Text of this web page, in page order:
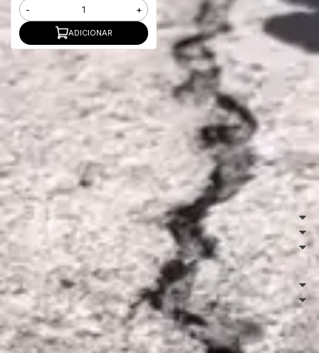
- +
ADICIONAR
Atendimento
(11) 4067-8086
(11) 91590-2455
comercial@escutaoveio.com
Segunda - Sexta: 08:00 ~ 17:30
Institucional
Ajuda e Suporte
Redes Sociais
Envio
Formas de Pagamento